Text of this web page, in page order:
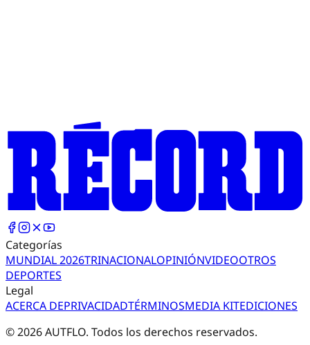
Categorías
MUNDIAL 2026TRINACIONALOPINIÓNVIDEOOTROS
DEPORTES
Legal
ACERCA DEPRIVACIDADTÉRMINOSMEDIA KITEDICIONES
©2026AUTFLO. Todos los derechos reservados.